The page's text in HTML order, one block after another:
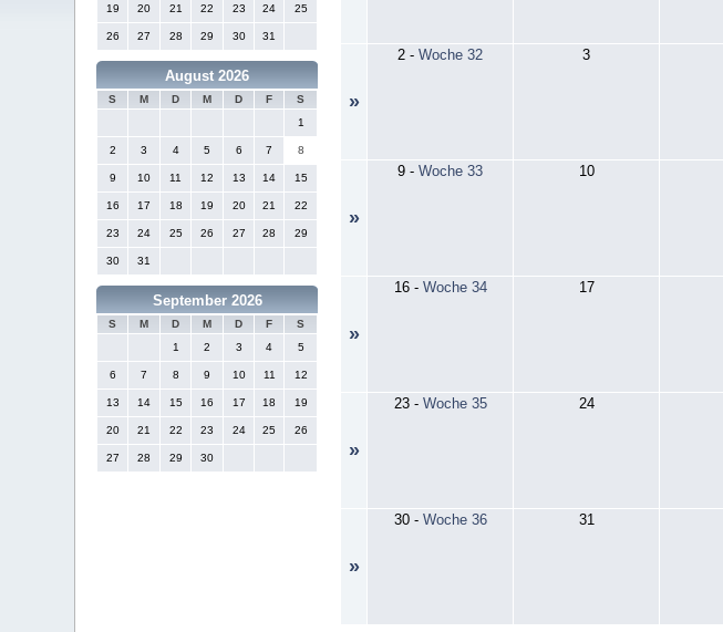
19 20 21 22 23 24 25
26 27 28 29 30 31
August 2026
S M D M D F
S
1
2 3 4 5 6 7 8
9 10 11 12 13 14 15
16 17 18 19 20 21 22
23 24 25 26 27 28 29
30 31
September 2026
S M D M D F
S
1
2 3 4 5
6 7 8 9 10 11 12
13 14 15 16 17 18 19
20 21 22 23 24 25 26
27 28 29 30
»
2 -Woche 32 3
»
9 -Woche 33 10
»
16- Woche 34 17
»
23- Woche 35 24
»
30- Woche 36 31